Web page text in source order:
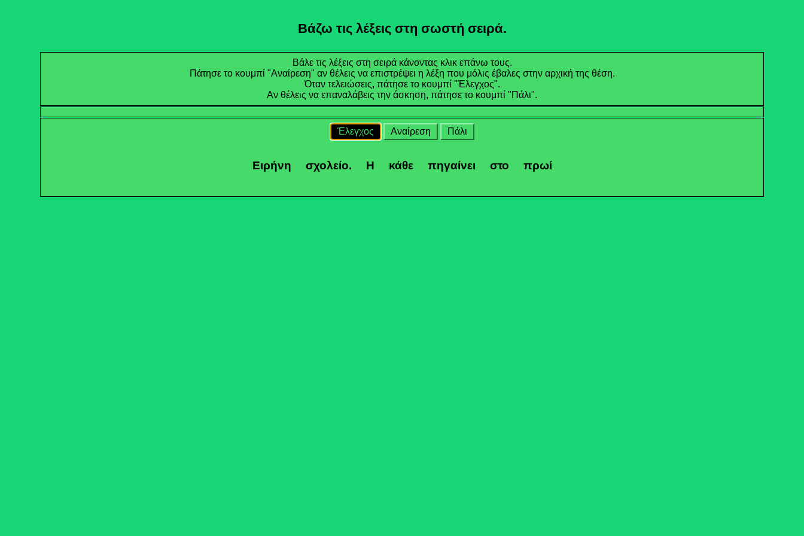
Βάζω τις λέξεις στη σωστή σειρά.
Βάλε τις λέξεις στη σειρά κάνοντας κλικ επάνω τους.
Πάτησε το κουμπί "Αναίρεση" αν θέλεις να επιστρέψει η λέξη που μόλις έβαλες στην αρχική της θέση.
Όταν τελειώσεις, πάτησε το κουμπί "Έλεγχος".
Αν θέλεις να επαναλάβεις την άσκηση, πάτησε το κουμπί "Πάλι".
Έλεγχος Αναίρεση Πάλι
Ειρήνη σχολείο. Η κάθε πηγαίνει στο πρωί